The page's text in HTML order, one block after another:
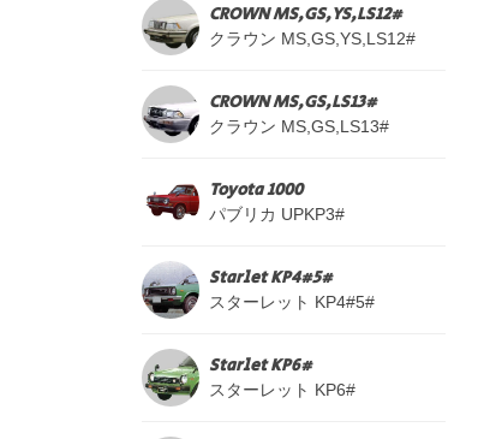
CROWN MS,GS,YS,LS12#
クラウン MS,GS,YS,LS12#
CROWN MS,GS,LS13#
クラウン MS,GS,LS13#
Toyota 1000
パブリカ UPKP3#
Starlet KP4#5#
スターレット KP4#5#
Starlet KP6#
スターレット KP6#